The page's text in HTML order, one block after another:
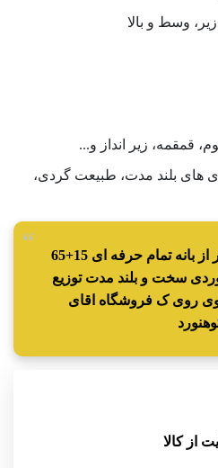
زیر، وسط و بالا
قمقمه، زیر انداز و...
های بلند مدت، طبیعت گردی،
کوله پشتی 80 لیتر دیوتر از بانه تمام حرفه ای 15+65
سخت و بلند مدت توزیع
روی ک فروشگاه اقای